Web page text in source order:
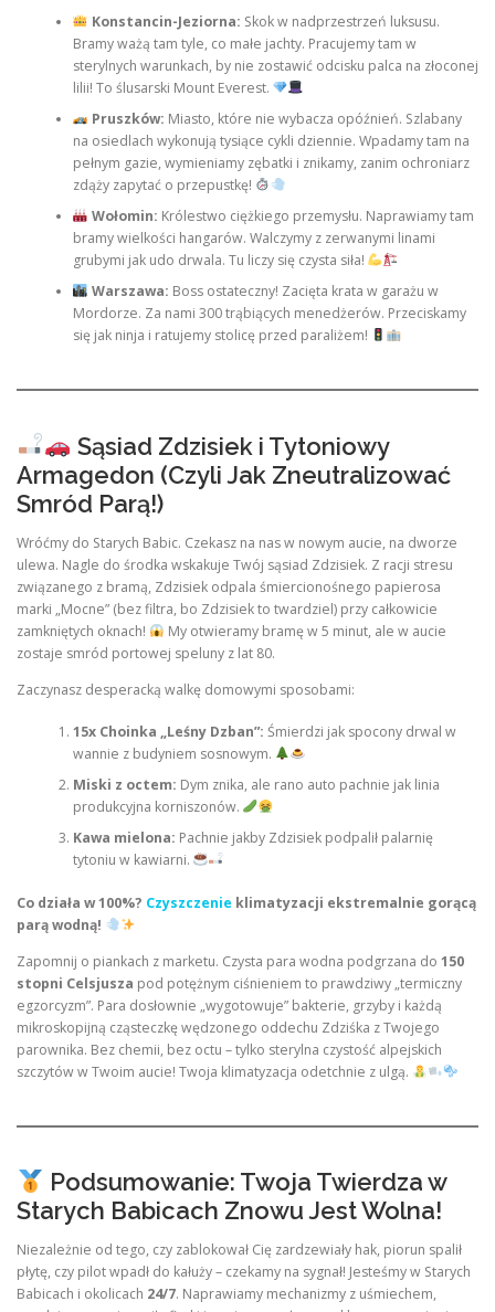
Konstancin-Jeziorna: Skok w nadprzestrzeń luksusu.
Bramy ważą tam tyle, co małe jachty. Pracujemy tam w
sterylnych warunkach, by nie zostawić odcisku palca na złoconej
lilii! To ślusarski Mount Everest.
Pruszków: Miasto, które nie wybacza opóźnień. Szlabany
na osiedlach wykonują tysiące cykli dziennie. Wpadamy tam na
pełnym gazie, wymieniamy zębatki i znikamy, zanim ochroniarz
zdąży zapytać o przepustkę!
Wołomin: Królestwo ciężkiego przemysłu. Naprawiamy tam
bramy wielkości hangarów. Walczymy z zerwanymi linami
grubymi jak udo drwala. Tu liczy się czysta siła!
Warszawa: Boss ostateczny! Zacięta krata w garażu w
Mordorze. Za nami 300 trąbiących menedżerów. Przeciskamy
się jak ninja i ratujemy stolicę przed paraliżem!
Sąsiad Zdzisiek i Tytoniowy
Armagedon (Czyli Jak Zneutralizować
Smród Parą!)
Wróćmy do Starych Babic. Czekasz na nas w nowym aucie, na dworze
ulewa. Nagle do środka wskakuje Twój sąsiad Zdzisiek. Z racji stresu
związanego z bramą, Zdzisiek odpala śmiercionośnego papierosa
marki „Mocne” (bez filtra, bo Zdzisiek to twardziel) przy całkowicie
zamkniętych oknach!
My otwieramy bramę w 5 minut, ale w aucie
zostaje smród portowej speluny z lat 80.
Zaczynasz desperacką walkę domowymi sposobami:
15x Choinka „Leśny Dzban”: Śmierdzi jak spocony drwal w
wannie z budyniem sosnowym.
Miski z octem: Dym znika, ale rano auto pachnie jak linia
produkcyjna korniszonów.
Kawa mielona: Pachnie jakby Zdzisiek podpalił palarnię
tytoniu w kawiarni.
Co działa w 100%? Czyszczenie klimatyzacji ekstremalnie gorącą
parą wodną!
Zapomnij o piankach z marketu. Czysta para wodna podgrzana do 150
stopni Celsjusza pod potężnym ciśnieniem to prawdziwy „termiczny
egzorcyzm”. Para dosłownie „wygotowuje” bakterie, grzyby i każdą
mikroskopijną cząsteczkę wędzonego oddechu Zdziśka z Twojego
parownika. Bez chemii, bez octu – tylko sterylna czystość alpejskich
szczytów w Twoim aucie! Twoja klimatyzacja odetchnie z ulgą.
Podsumowanie: Twoja Twierdza w
Starych Babicach Znowu Jest Wolna!
Niezależnie od tego, czy zablokował Cię zardzewiały hak, piorun spalił
płytę, czy pilot wpadł do kałuży – czekamy na sygnał! Jesteśmy w Starych
Babicach i okolicach 24/7. Naprawiamy mechanizmy z uśmiechem,